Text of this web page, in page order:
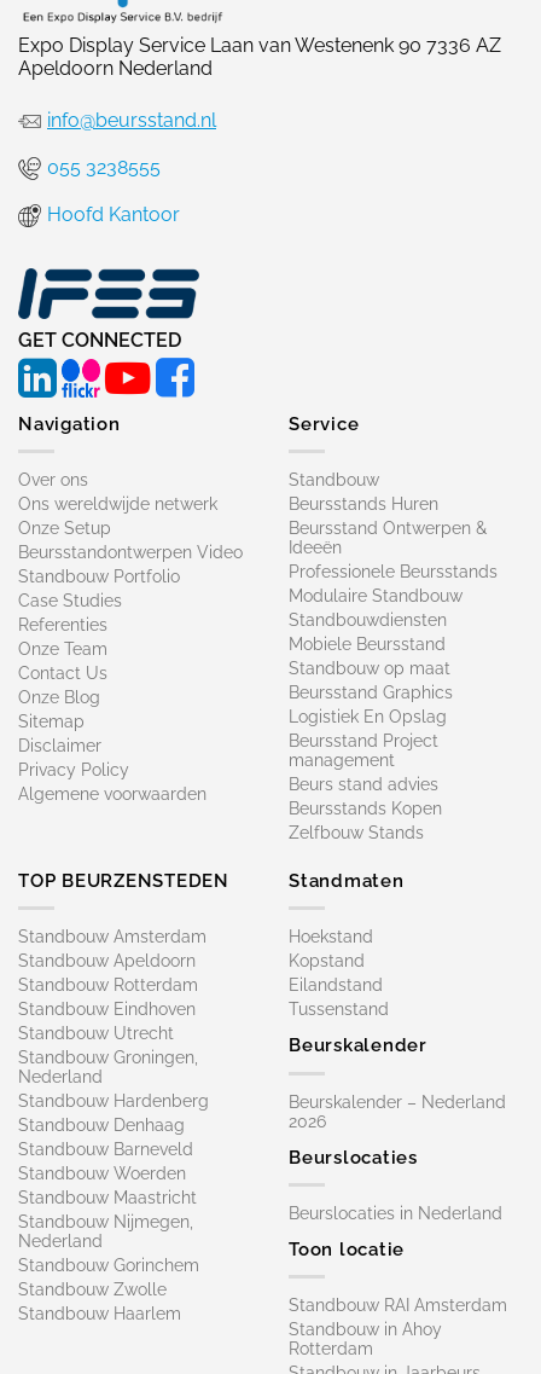
Expo Display Service Laan van Westenenk 90 7336 AZ
Apeldoorn Nederland
info@beursstand.nl
055 3238555
Hoofd Kantoor
GET CONNECTED
Navigation
Over ons
Ons wereldwijde netwerk
Onze Setup
Beursstandontwerpen Video
Standbouw Portfolio
Case Studies
Referenties
Onze Team
Contact Us
Onze Blog
Sitemap
Disclaimer
Privacy Policy
Algemene voorwaarden
Service
Standbouw
Beursstands Huren
Beursstand Ontwerpen &
Ideeën
Professionele Beursstands
Modulaire Standbouw
Standbouwdiensten
Mobiele Beursstand
Standbouw op maat​
Beursstand Graphics
Logistiek En Opslag
Beursstand Project
management
Beurs stand advies
Beursstands Kopen
Zelfbouw Stands
TOP BEURZENSTEDEN
Standbouw Amsterdam
Standbouw Apeldoorn
Standbouw Rotterdam
Standbouw Eindhoven
Standbouw Utrecht
Standbouw Groningen,
Nederland
Standbouw Hardenberg
Standbouw Denhaag
Standbouw Barneveld
Standbouw Woerden
Standbouw Maastricht
Standbouw Nijmegen,
Nederland
Standbouw Gorinchem
Standbouw Zwolle
Standbouw Haarlem
Standmaten
Hoekstand
Kopstand
Eilandstand
Tussenstand
Beurskalender
Beurskalender – Nederland
2026
Beurslocaties
Beurslocaties in Nederland
Toon locatie
Standbouw RAI Amsterdam
Standbouw in Ahoy
Rotterdam